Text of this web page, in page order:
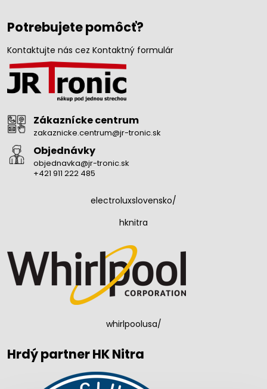
Potrebujete pomôcť?
Kontaktujte nás cez Kontaktný formulár
Zákaznícke centrum
zakaznicke.centrum@jr-tronic.sk
Objednávky
objednavka@jr-tronic.sk
+421 911 222 485
electroluxslovensko/
hknitra
whirlpoolusa/
Hrdý partner HK Nitra